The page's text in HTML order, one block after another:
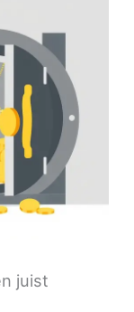
juist